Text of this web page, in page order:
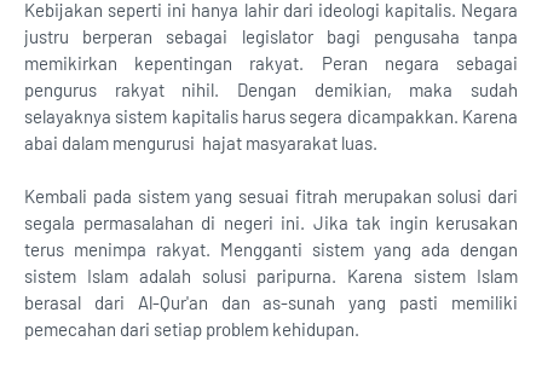
Kebijakan seperti ini hanya lahir dari ideologi kapitalis. Negara
justru berperan sebagai legislator bagi pengusaha tanpa
memikirkan kepentingan rakyat. Peran negara sebagai
pengurus rakyat nihil. Dengan demikian, maka sudah
selayaknya sistem kapitalis harus segera dicampakkan. Karena
abai dalam mengurusi hajat masyarakat luas.
Kembali pada sistem yang sesuai fitrah merupakan solusi dari
segala permasalahan di negeri ini. Jika tak ingin kerusakan
terus menimpa rakyat. Mengganti sistem yang ada dengan
sistem Islam adalah solusi paripurna. Karena sistem Islam
berasal dari Al-Qur'an dan as-sunah yang pasti memiliki
pemecahan dari setiap problem kehidupan.